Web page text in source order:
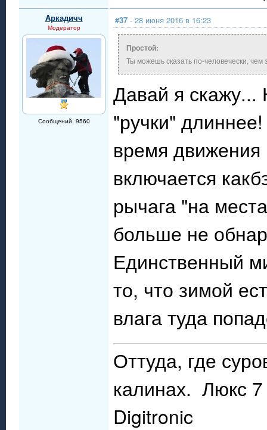
Аркадичч
Модератор
Сообщений: 9560
#37 - 28 июня 2016 в 16:23
Простой:
Ты можешь сказать по-человечески, чем
Давай я скажу...
"ручки"
время
включается
рычага "на
больше не
Единственный
то, что зимой
влага туда
Оттуда, где
калинах. Люкс
Digitronic